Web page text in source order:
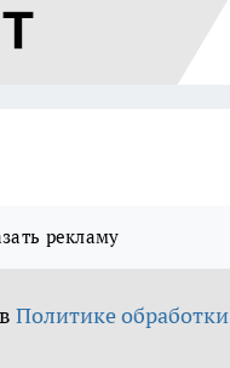
рекламу
Политике обработки